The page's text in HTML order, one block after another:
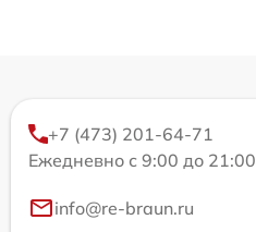
+7 (473) 201-64-71
Ежедневно с 9:00 до 21:00
info@re-braun.ru